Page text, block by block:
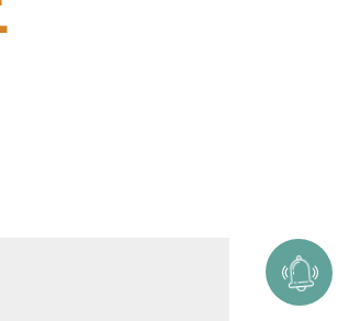
Alerte